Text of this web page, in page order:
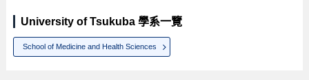
University of Tsukuba 學系一覽
School of Medicine and Health Sciences